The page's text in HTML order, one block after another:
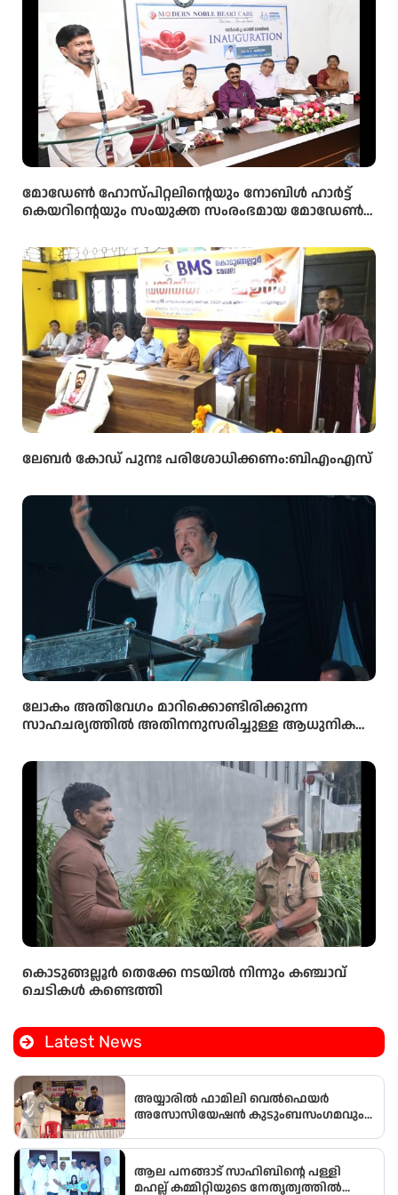
മോഡേൺ ഹോസ്‌പിറ്റലിന്റെയും നോബിൾ ഹാർട്ട്
കെയറിന്റെയും സംയുക്ത സംരംഭമായ മോഡേൺ
ഉദ്ഘാടനം മന്ത്രി ഒ ജെ ജനീഷ് നിർവ്വഹിച്ചു.
ലേബർ കോഡ് പുനഃ പരിശോധിക്കണം:ബിഎംഎസ്
ലോകം അതിവേഗം മാറിക്കൊണ്ടിരിക്കുന്ന
സാഹചര്യത്തിൽ അതിനനുസരിച്ചുള്ള ആധുനിക
വിദ്യാർഥികൾക്ക് ലഭ്യമാക്കുകയാണ് സർക്കാരിന്റെ
ലക്ഷ്യമെന്ന് സംസ്ഥാന വിദ്യാഭ്യാസ മന്ത്രി അഡ്വ.എൻ.
ഷംസുദ്ദീൻ
കൊടുങ്ങല്ലൂർ തെക്കേ നടയിൽ നിന്നും കഞ്ചാവ്
ചെടികൾ കണ്ടെത്തി
Latest News
അയ്യാരിൽ ഫാമിലി വെൽഫെയർ
അസോസിയേഷൻ കുടുംബസംഗമവും
ആല പനങ്ങാട് സാഹിബിൻ്റെ പള്ളി
മഹല്ല് കമ്മിറ്റിയുടെ നേതൃത്വത്തിൽ